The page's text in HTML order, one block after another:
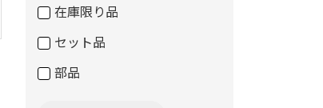
在庫限り品
セット品
部品